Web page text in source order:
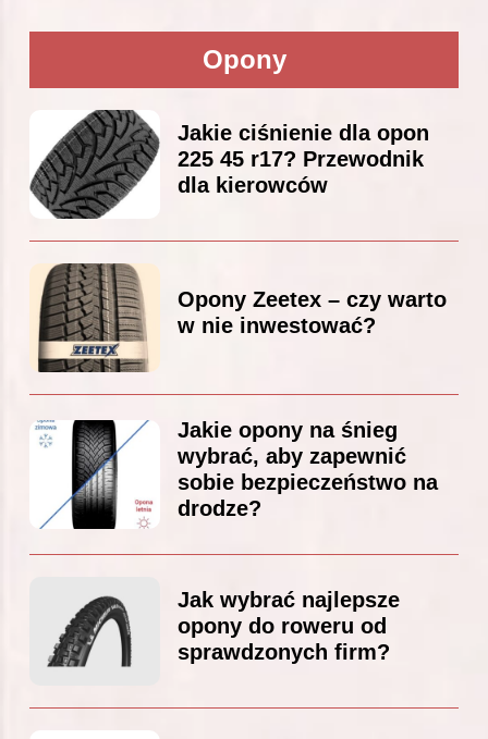
Opony
Jakie ciśnienie dla opon
225 45 r17? Przewodnik
dla kierowców
Opony Zeetex – czy warto
w nie inwestować?
Jakie opony na śnieg
wybrać, aby zapewnić
sobie bezpieczeństwo na
drodze?
Jak wybrać najlepsze
opony do roweru od
sprawdzonych firm?